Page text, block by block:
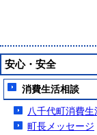
安心・安全
消費生活相談
八千代町消費生
町長メッセージ